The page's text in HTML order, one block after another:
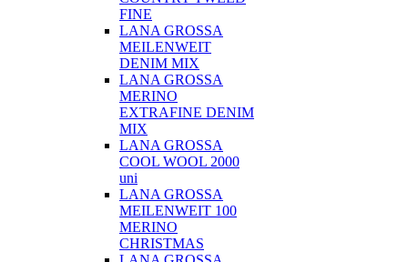
FINE
LANA GROSSA
MEILENWEIT
DENIM MIX
LANA GROSSA
MERINO
EXTRAFINE DENIM
MIX
LANA GROSSA
COOL WOOL 2000
uni
LANA GROSSA
MEILENWEIT 100
MERINO
CHRISTMAS